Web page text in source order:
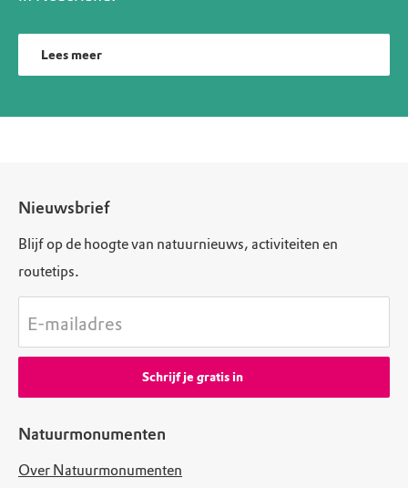
Lees meer
Natuurmonumenten
Over Natuurmonumenten
Nieuwsbrief
Blijf op de hoogte van natuurnieuws, activiteiten en
routetips.
E-mailadres
Schrijf je gratis in